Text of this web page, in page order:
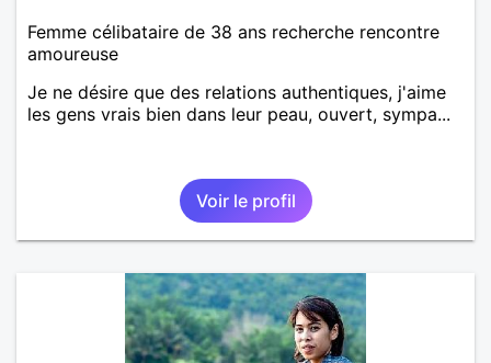
Femme célibataire de 38 ans recherche rencontre
amoureuse
Je ne désire que des relations authentiques, j'aime
les gens vrais bien dans leur peau, ouvert, sympa...
Voir le profil